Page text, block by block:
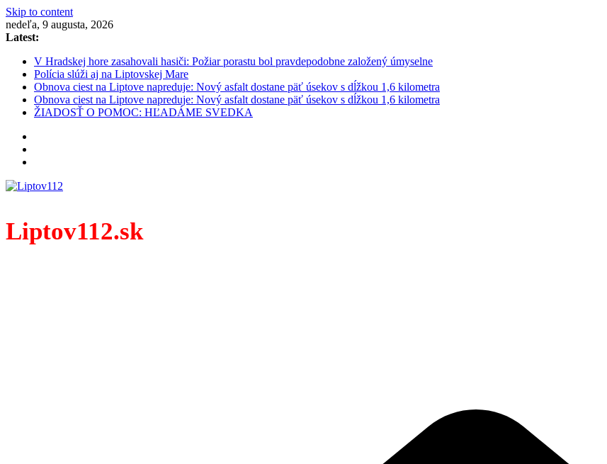
Skip to content
nedeľa, 9 augusta, 2026
Latest:
V Hradskej hore zasahovali hasiči: Požiar porastu bol pravdepodobne založený úmyselne
Polícia slúži aj na Liptovskej Mare
Obnova ciest na Liptove napreduje: Nový asfalt dostane päť úsekov s dĺžkou 1,6 kilometra
Obnova ciest na Liptove napreduje: Nový asfalt dostane päť úsekov s dĺžkou 1,6 kilometra
ŽIADOSŤ O POMOC: HĽADÁME SVEDKA
Liptov112.sk